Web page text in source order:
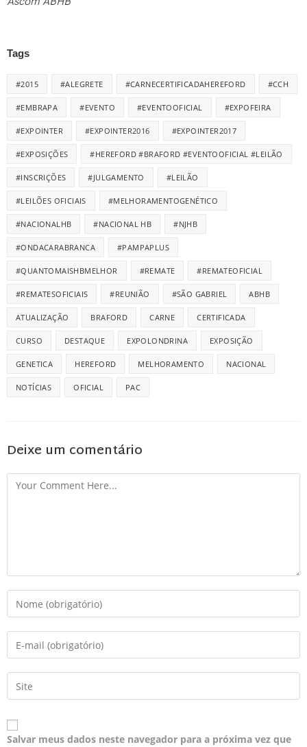
Tags
#2015 #ALEGRETE #CARNECERTIFICADAHEREFORD #CCH
#EMBRAPA #EVENTO #EVENTOOFICIAL #EXPOFEIRA
#EXPOINTER #EXPOINTER2016 #EXPOINTER2017
#EXPOSIÇÕES #HEREFORD #BRAFORD #EVENTOOFICIAL #LEILÃO
#INSCRIÇÕES #JULGAMENTO #LEILÃO
#LEILÕES OFICIAIS #MELHORAMENTOGENÉTICO
#NACIONALHB #NACIONAL HB #NJHB
#ONDACARABRANCA #PAMPAPLUS
#QUANTOMAISHBMELHOR #REMATE #REMATEOFICIAL
#REMATESOFICIAIS #REUNIÃO #SÃO GABRIEL ABHB
ATUALIZAÇÃO BRAFORD CARNE CERTIFICADA
CURSO DESTAQUE EXPOLONDRINA EXPOSIÇÃO
GENETICA HEREFORD MELHORAMENTO NACIONAL
NOTÍCIAS OFICIAL PAC
Deixe um comentário
Salvar meus dados neste navegador para a próxima vez que